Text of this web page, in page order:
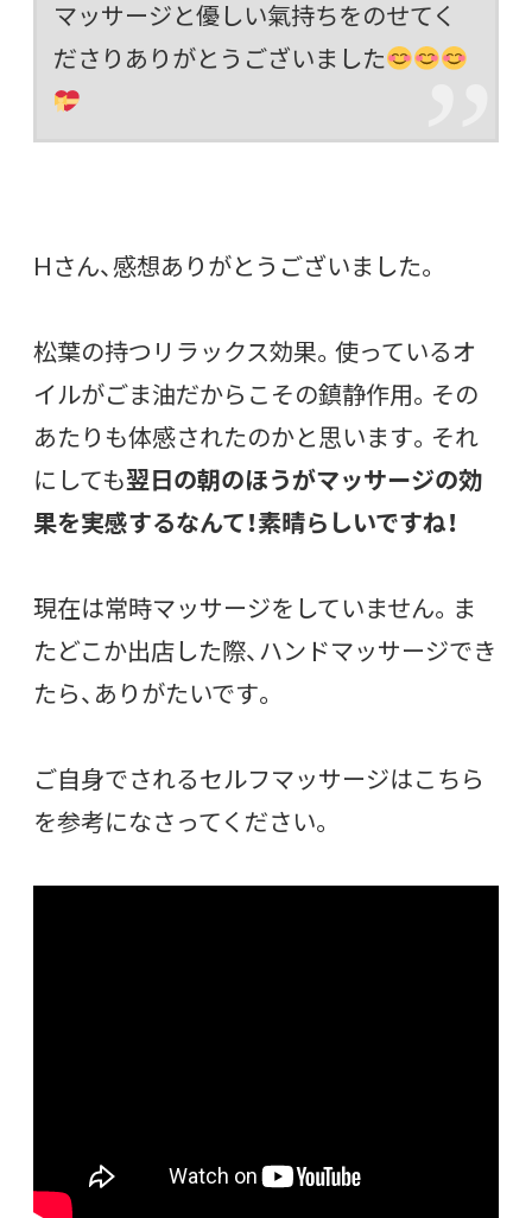
マッサージと優しい氣持ちをのせてく
ださりありがとうございました
Hさん、感想ありがとうございました。
松葉の持つリラックス効果。使っているオ
イルがごま油だからこその鎮静作用。その
あたりも体感されたのかと思います。それ
にしても翌日の朝のほうがマッサージの効
果を実感するなんて！素晴らしいですね！
現在は常時マッサージをしていません。ま
たどこか出店した際、ハンドマッサージでき
たら、ありがたいです。
ご自身でされるセルフマッサージはこちら
を参考になさってください。